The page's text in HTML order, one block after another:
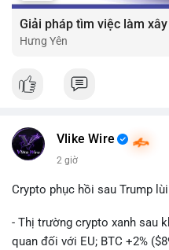
Hưng Yên
Vlike Wire
2 giờ
Crypto phục hồi sau Trump
- Thị trường crypto xanh sau
quan đối với EU; BTC +2%